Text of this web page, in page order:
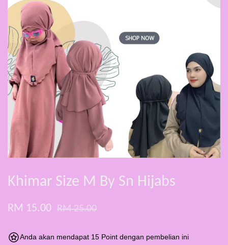
Khimar Size M By Sn Hijabs
RM 15.00 RM 25.00
Anda akan mendapat 15 Point dengan pembelian ini